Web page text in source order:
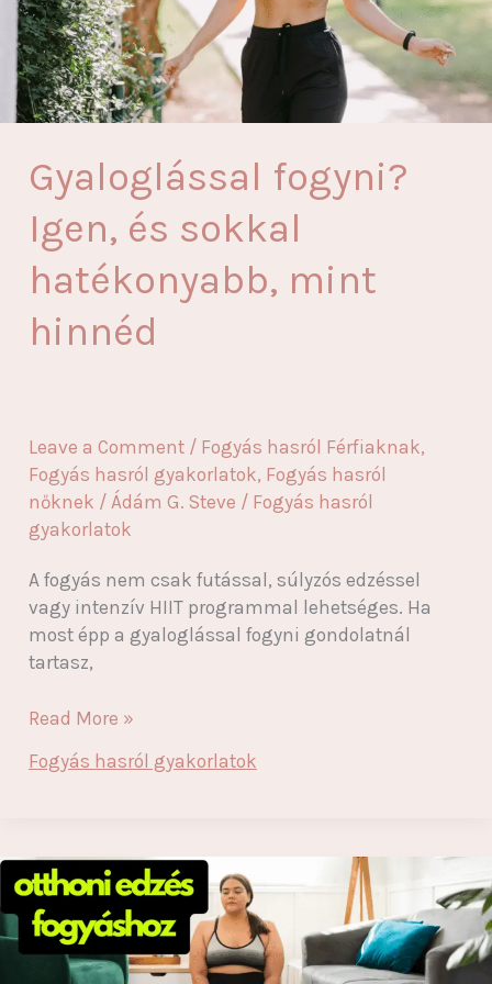
Gyaloglással fogyni?
Igen, és sokkal
hatékonyabb, mint
hinnéd
Leave a Comment / Fogyás hasról Férfiaknak,
Fogyás hasról gyakorlatok, Fogyás hasról
nőknek / Ádám G. Steve / Fogyás hasról
gyakorlatok
A fogyás nem csak futással, súlyzós edzéssel
vagy intenzív HIIT programmal lehetséges. Ha
most épp a gyaloglással fogyni gondolatnál
tartasz,
Gyaloglással
Igen,
hatékonyabb,
mint
hinnéd
Read More »
Fogyás hasról gyakorlatok